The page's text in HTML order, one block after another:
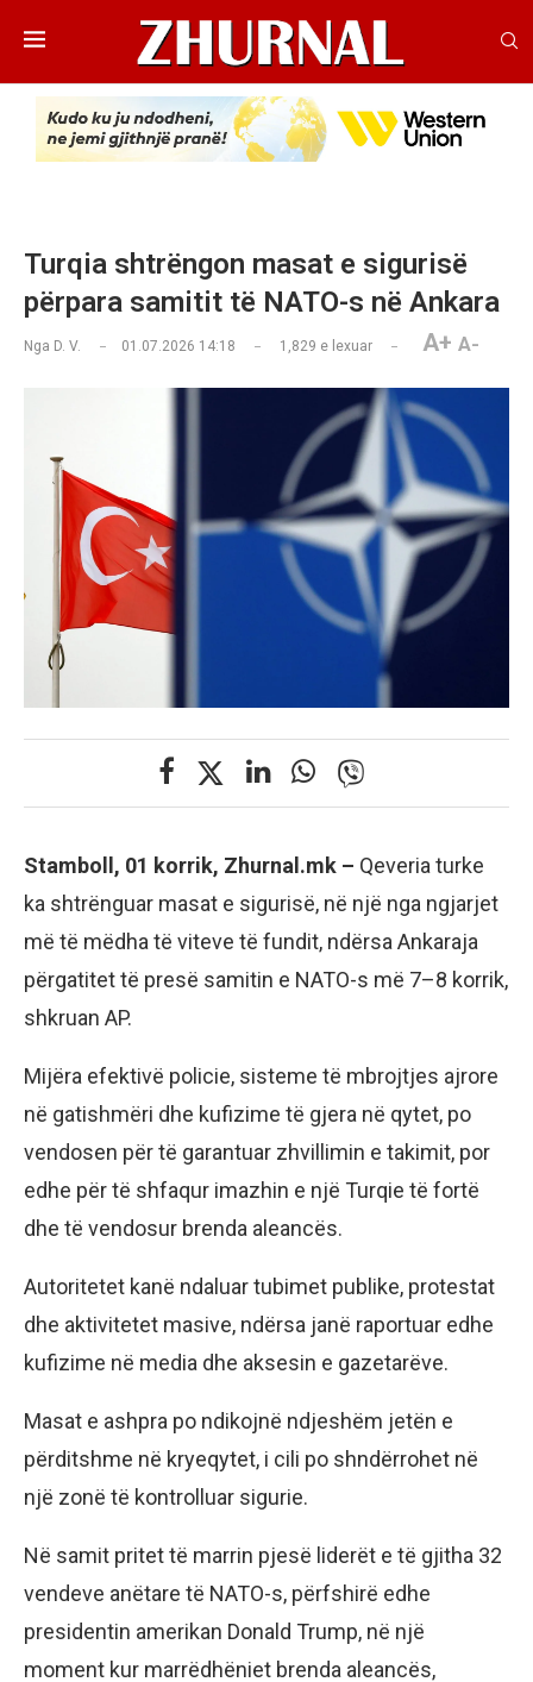
Turqia shtrëngon masat e sigurisë
përpara samitit të NATO-s në Ankara
Nga D. V. 01.07.2026 14:18 1,829 e lexuar A+ A-
Stamboll, 01 korrik, Zhurnal.mk – Qeveria turke
ka shtrënguar masat e sigurisë, në një nga ngjarjet
më të mëdha të viteve të fundit, ndërsa Ankaraja
përgatitet të presë samitin e NATO-s më 7–8 korrik,
shkruan AP.
Mijëra efektivë policie, sisteme të mbrojtjes ajrore
në gatishmëri dhe kufizime të gjera në qytet, po
vendosen për të garantuar zhvillimin e takimit, por
edhe për të shfaqur imazhin e një Turqie të fortë
dhe të vendosur brenda aleancës.
Autoritetet kanë ndaluar tubimet publike, protestat
dhe aktivitetet masive, ndërsa janë raportuar edhe
kufizime në media dhe aksesin e gazetarëve.
Masat e ashpra po ndikojnë ndjeshëm jetën e
përditshme në kryeqytet, i cili po shndërrohet në
një zonë të kontrolluar sigurie.
Në samit pritet të marrin pjesë liderët e të gjitha 32
vendeve anëtare të NATO-s, përfshirë edhe
presidentin amerikan Donald Trump, në një
moment kur marrëdhëniet brenda aleancës,